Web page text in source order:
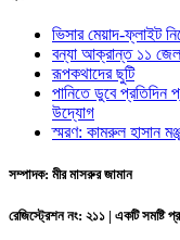
ভিসার মেয়াদ-ফ্লাইট
বন্যা আক্রান্ত ১১
রূপকথাদের ছুটি
পানিতে ডুবে প্রতিদিন
উদ্যোগ
স্মরণ: কামরুল হাসান
সম্পাদক: মীর মাসরুর জামান
রেজিস্ট্রেশন নং: ২১১ | একটি সমষ্টি